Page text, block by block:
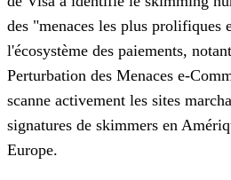
des "menaces les plus prolifiques
l'écosystème des paiements,
Perturbation des Menaces e-
scanne activement les sites
signatures de skimmers en
Europe.